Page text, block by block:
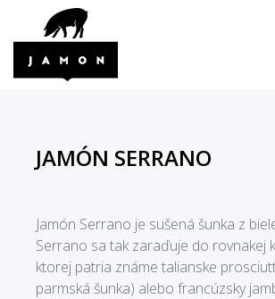
JAMÓN SERRANO
Jamón Serrano je sušená šunka z
Serrano sa tak zaraďuje do rovnakej
ktorej patria známe talianske
parmská šunka) alebo francúzsky